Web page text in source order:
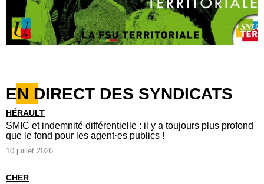
EN DIRECT DES SYNDICATS
HÉRAULT
SMIC et indemnité différentielle : il y a toujours plus profond
que le fond pour les agent·es publics !
10 juillet 2026
CHER